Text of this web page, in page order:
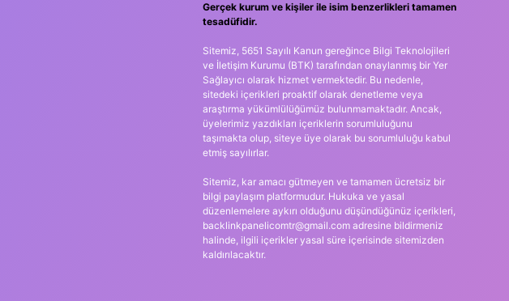
Gerçek kurum ve kişiler ile isim benzerlikleri tamamen
tesadüfidir.
Sitemiz, 5651 Sayılı Kanun gereğince Bilgi Teknolojileri
ve İletişim Kurumu (BTK) tarafından onaylanmış bir Yer
Sağlayıcı olarak hizmet vermektedir. Bu nedenle,
sitedeki içerikleri proaktif olarak denetleme veya
araştırma yükümlülüğümüz bulunmamaktadır. Ancak,
üyelerimiz yazdıkları içeriklerin sorumluluğunu
taşımakta olup, siteye üye olarak bu sorumluluğu kabul
etmiş sayılırlar.
Sitemiz, kar amacı gütmeyen ve tamamen ücretsiz bir
bilgi paylaşım platformudur. Hukuka ve yasal
düzenlemelere aykırı olduğunu düşündüğünüz içerikleri,
backlinkpanelicomtr@gmail.comadresine bildirmeniz
halinde, ilgili içerikler yasal süre içerisinde sitemizden
kaldırılacaktır.